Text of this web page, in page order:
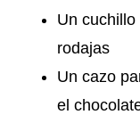
Un
rodajas
Un cazo
el